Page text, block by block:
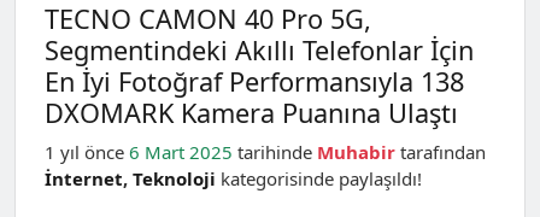
TECNO CAMON 40 Pro 5G,
Segmentindeki Akıllı Telefonlar İçin
En İyi Fotoğraf Performansıyla 138
DXOMARK Kamera Puanına Ulaştı
1 yıl önce 6 Mart 2025 tarihinde Muhabir tarafından
İnternet, Teknoloji kategorisinde paylaşıldı!